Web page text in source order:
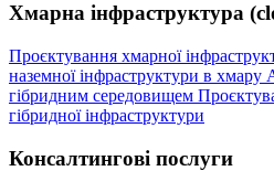
Хмарна інфраструктура
Проєктування хмарної
наземної інфраструктури в хмару
гібридним середовищем
гібридної інфраструктури
Консалтингові послуги